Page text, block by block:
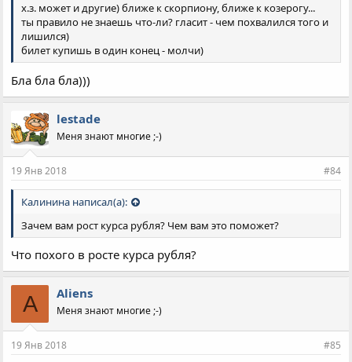
х.з. может и другие) ближе к скорпиону, ближе к козерогу...
ты правило не знаешь что-ли? гласит - чем похвалился того и
лишился)
билет купишь в один конец - молчи)
Бла бла бла)))
lestade
Меня знают многие ;-)
19 Янв 2018 #84
Калинина написал(а):
Зачем вам рост курса рубля? Чем вам это поможет?
Что похого в росте курса рубля?
A Aliens
Меня знают многие ;-)
19 Янв 2018 #85